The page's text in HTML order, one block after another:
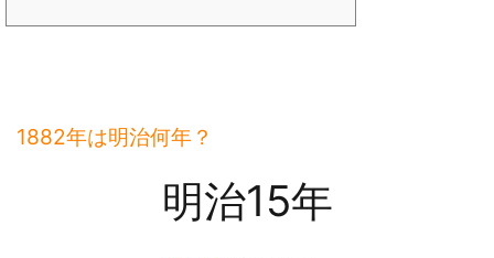
1882年は明治何年？
明治15年